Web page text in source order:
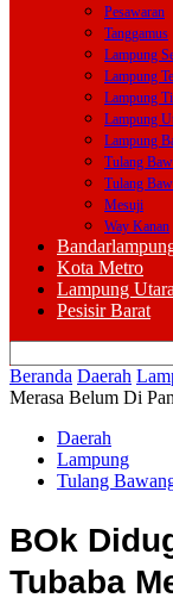
Pesawaran
Tanggamus
Lampung
Lampung
Lampung
Lampung
Lampung
Tulang
Tulang
Mesuji
Way Kanan
Kota Metro
Lampung Utara
Pesisir Barat
Beranda Daerah
Merasa Belum Di
Daerah
Lampung
Tulang
BOk
Tubaba